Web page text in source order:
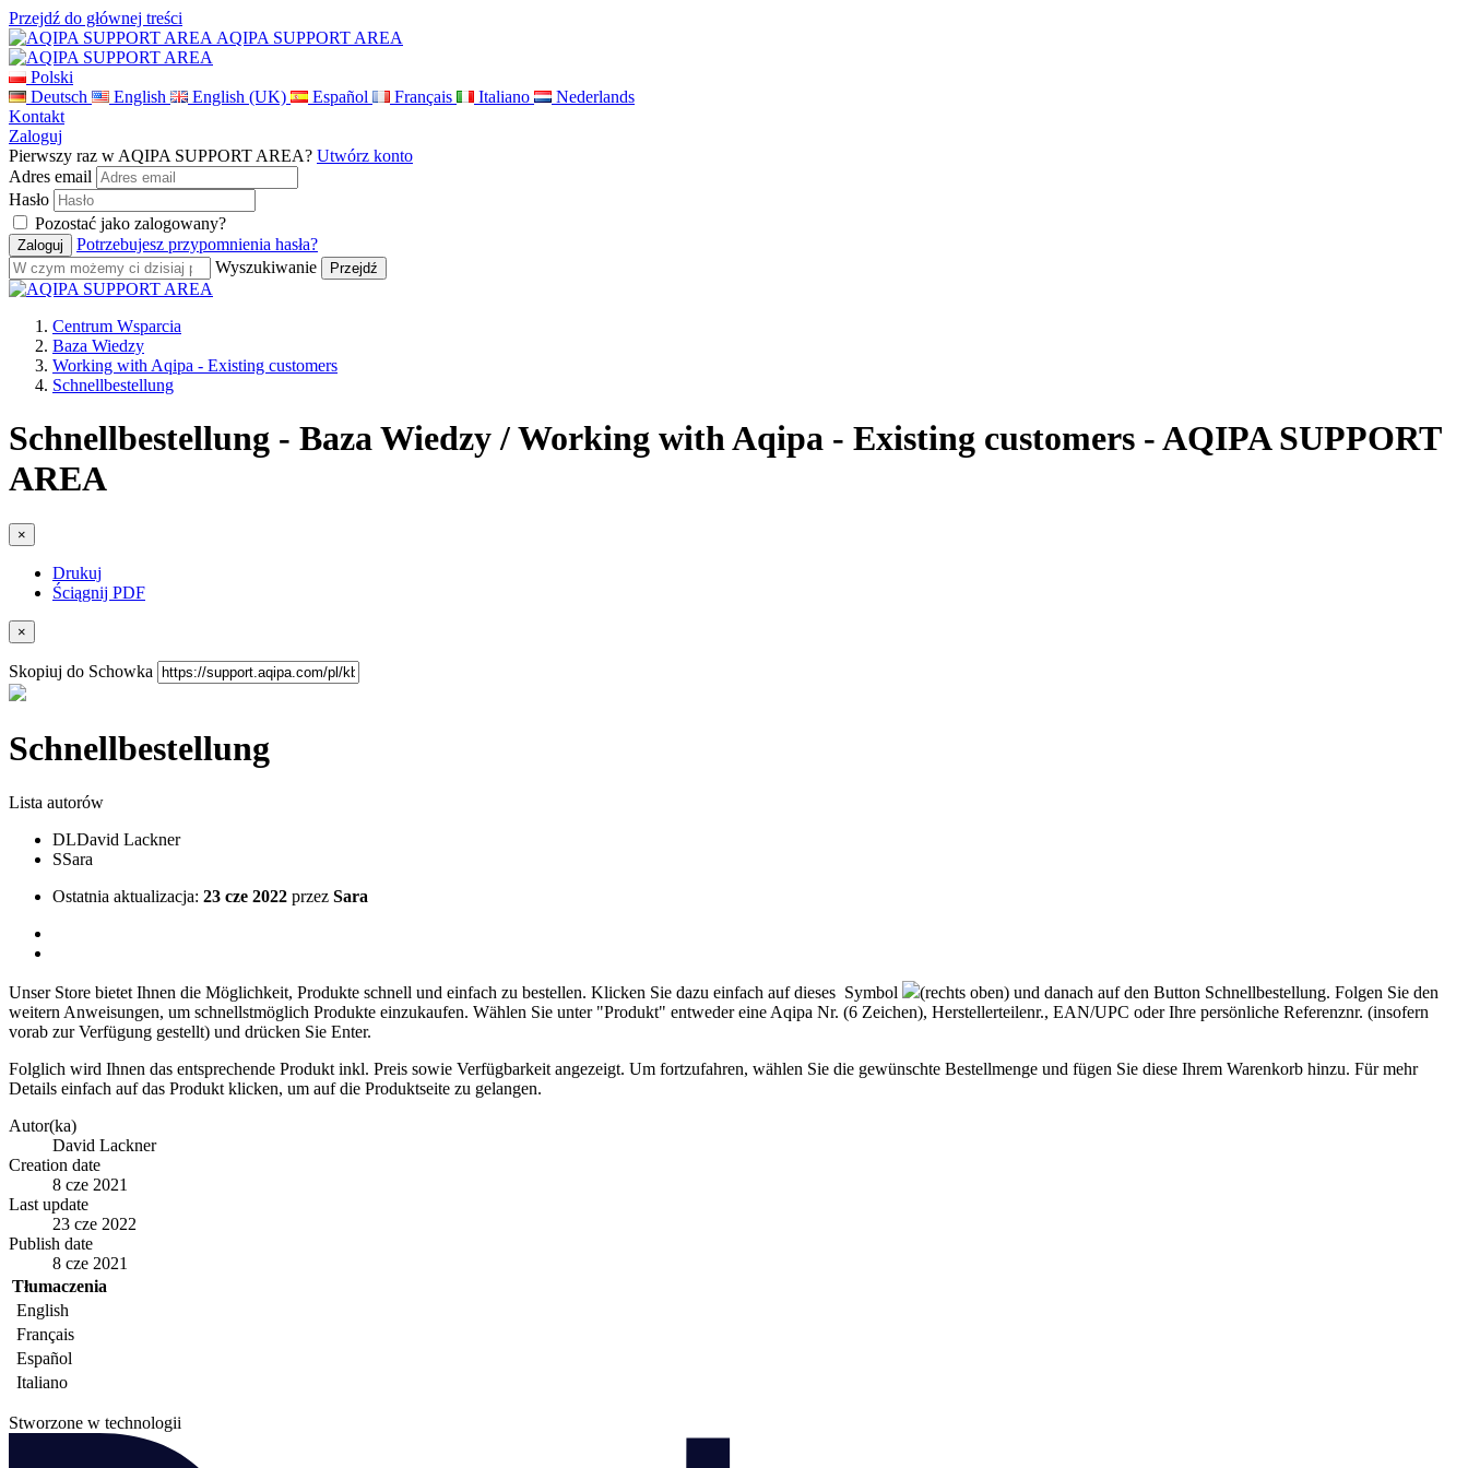
Przejdź do głównej treści
AQIPA SUPPORT AREA
Polski
Deutsch
English English (UK) Español Français Italiano
Nederlands
Kontakt
Zaloguj
Pierwszy raz w AQIPA SUPPORT AREA? Utwórz konto
Adres email
Hasło
Pozostać jako zalogowany?
Potrzebujesz przypomnienia hasła?
Wyszukiwanie
Centrum Wsparcia
Baza Wiedzy
Working with Aqipa - Existing customers
Schnellbestellung
Schnellbestellung - Baza Wiedzy / Working with Aqipa - Existing customers - AQIPA SUPPORT
AREA
×
Drukuj
Ściągnij PDF
×
Skopiuj do Schowka
Schnellbestellung
Lista autorów
DLDavid Lackner
SSara
Ostatnia aktualizacja: 23 cze 2022 przez Sara
Unser Store bietet Ihnen die Möglichkeit, Produkte schnell und einfach zu bestellen. Klicken Sie dazu einfach auf dieses Symbol
(rechts oben) und danach auf den Button Schnellbestellung. Folgen Sie den
weitern Anweisungen, um schnellstmöglich Produkte einzukaufen. Wählen Sie unter "Produkt" entweder eine Aqipa Nr. (6 Zeichen), Herstellerteilenr., EAN/UPC oder Ihre persönliche Referenznr. (insofern
vorab zur Verfügung gestellt) und drücken Sie Enter.
Folglich wird Ihnen das entsprechende Produkt inkl. Preis sowie Verfügbarkeit angezeigt. Um fortzufahren, wählen Sie die gewünschte Bestellmenge und fügen Sie diese Ihrem Warenkorb hinzu. Für mehr
Details einfach auf das Produkt klicken, um auf die Produktseite zu gelangen.
Autor(ka)
David Lackner
Creation date
8 cze 2021
Last update
23 cze 2022
Publish date
8 cze 2021
Tłumaczenia
English
Français
Español
Italiano
Stworzone w technologii